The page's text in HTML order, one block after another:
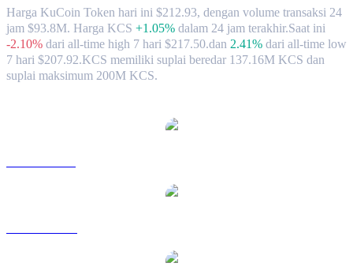
Harga KuCoin Token hari ini $212.93, dengan volume transaksi 24
jam $93.8M. Harga KCS +1.05% dalam 24 jam terakhir.Saat ini
-2.10% dari all-time high 7 hari $217.50.dan 2.41% dari all-time low
7 hari $207.92.KCS memiliki suplai beredar 137.16M KCS dan
suplai maksimum 200M KCS.